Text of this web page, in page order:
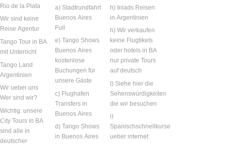
Rio de la Plata
Wir sind keine
Reise Agentur
Tango Tour in BA
mit Unterricht
Tango Land
Argentinien
Wir ueber uns
Wer sind wir?
Wichtig: unsere
City Tours in BA
sind alle in
deutscher
a) Stadtrundfahrt
Buenos Aires
Full
e) Tango Shows
Buenos Aires
kostenlose
Buchungen für
unsere Gäste
c) Flughafen
Transfers in
Buenos Aires
d) Tango Shows
in Buenos Aires
h) Inlads Reisen
in Argentinien
h) Wir verkaufen
keine Flugtikets
oder hotels in BA
nur private Tours
auf deutsch
I) Siehe hier die
Sehenswürdigkeiten
die wir besuchen
i)
Spanischschnellkurse
ueber internet